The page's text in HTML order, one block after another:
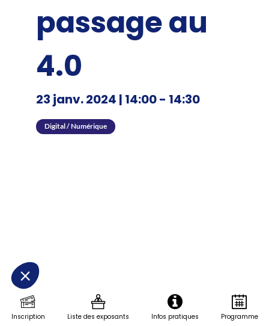
passage au
4.0
23 janv. 2024 | 14:00- 14:30
Digital / Numérique
Futur
induit
forcément
la
Inscription Liste des exposants Infos pratiques Programme